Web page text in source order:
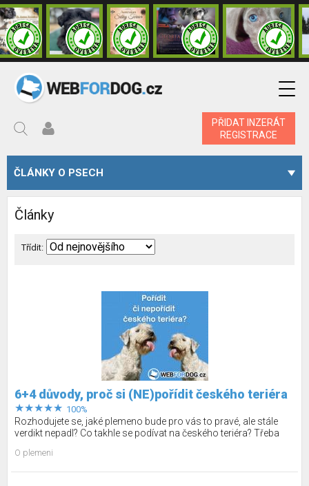
PŘIDAT INZERÁT
REGISTRACE
ČLÁNKY O PSECH
Články
Třídit:
6+4 důvody, proč si (NE)pořídit českého teriéra
100%
Rozhodujete se, jaké plemeno bude pro vás to pravé, ale stále
verdikt nepadl? Co takhle se podívat na českého teriéra? Třeba
na něj podívat!
O plemeni